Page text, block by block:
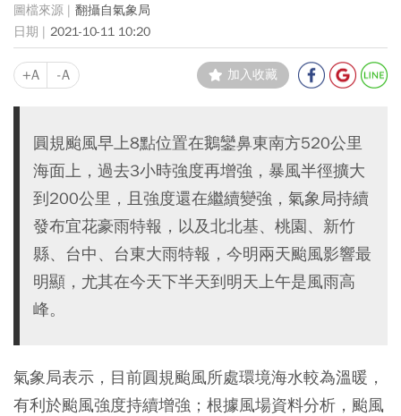
翻攝自氣象局
2021-10-11 10:20
+A -A 加入收藏
圓規颱風早上8點位置在鵝鑾鼻東南方520公里
海面上，過去3小時強度再增強，暴風半徑擴大
到200公里，且強度還在繼續變強，氣象局持續
發布宜花豪雨特報，以及北北基、桃園、新竹
縣、台中、台東大雨特報，今明兩天颱風影響最
明顯，尤其在今天下半天到明天上午是風雨高
峰。
氣象局表示，目前圓規颱風所處環境海水較為溫暖，
有利於颱風強度持續增強；根據風場資料分析，颱風